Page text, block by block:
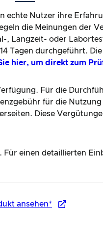
echte Nutzer ihre
die Meinungen der
Langzeit- oder
Tagen durchgeführt.
hier, um direkt zum
Für die
für die
Diese
einen detaillierten
ansehen*